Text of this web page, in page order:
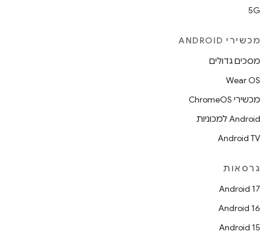
5G
מכשירי ANDROID
מסכים גדולים
Wear OS
מכשירי ChromeOS
Android למכוניות
Android TV
גרסאות
Android 17
Android 16
Android 15